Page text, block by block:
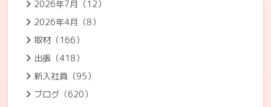
2026年7月（12）
2026年4月（8）
取材（166）
出張（418）
新入社員（95）
ブログ（620）